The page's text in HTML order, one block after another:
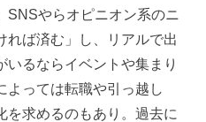
SNSやらオピニオン系のニ
れば済む」し、リアルで出
るならイベントや集まり
よっては転職や引っ越し
を求めるのもあり。過去に